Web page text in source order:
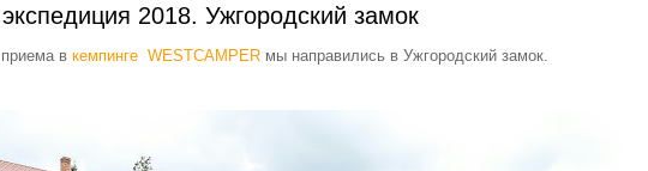
2018. Ужгородский замок
в кемпинге WESTCAMPER мы направились в Ужгородский замок.